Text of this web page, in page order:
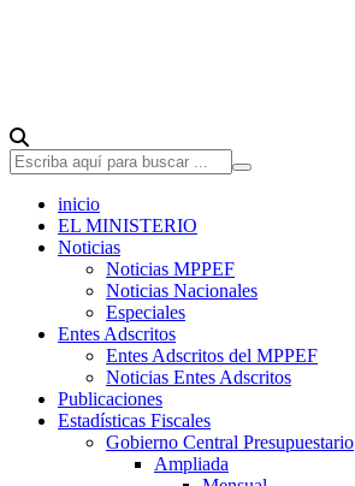
inicio
EL MINISTERIO
Noticias
Noticias MPPEF
Noticias Nacionales
Especiales
Entes Adscritos
Entes Adscritos del MPPEF
Noticias Entes Adscritos
Publicaciones
Estadísticas Fiscales
Gobierno Central Presupuestario
Ampliada